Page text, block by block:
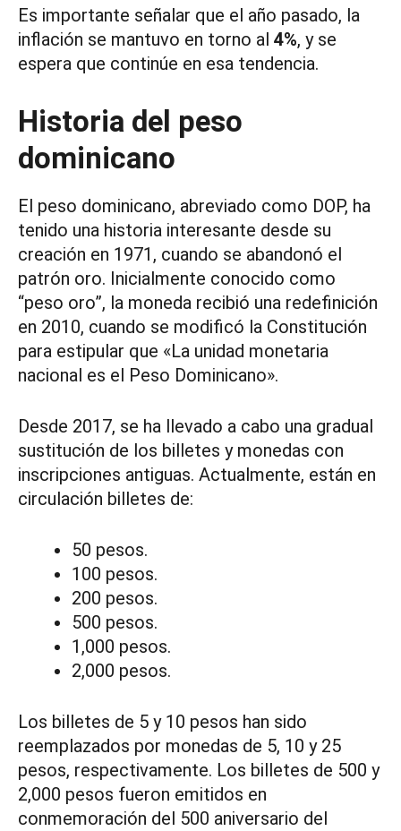
Es importante señalar que el año pasado, la
inflación se mantuvo en torno al 4%, y se
espera que continúe en esa tendencia.
Historia del peso
dominicano
El peso dominicano, abreviado como DOP, ha
tenido una historia interesante desde su
creación en 1971, cuando se abandonó el
patrón oro. Inicialmente conocido como
“peso oro”, la moneda recibió una redefinición
en 2010, cuando se modificó la Constitución
para estipular que «La unidad monetaria
nacional es el Peso Dominicano».
Desde 2017, se ha llevado a cabo una gradual
sustitución de los billetes y monedas con
inscripciones antiguas. Actualmente, están en
circulación billetes de:
50 pesos.
100 pesos.
200 pesos.
500 pesos.
1,000 pesos.
2,000 pesos.
Los billetes de 5 y 10 pesos han sido
reemplazados por monedas de 5, 10 y 25
pesos, respectivamente. Los billetes de 500 y
2,000 pesos fueron emitidos en
conmemoración del 500 aniversario del